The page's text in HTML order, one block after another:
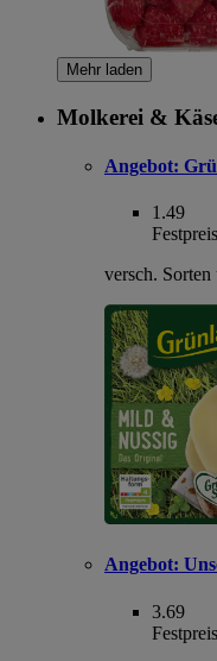
Mehr laden
Molkerei &
Angebot:
1.49
versch.
Angebot:
3.69